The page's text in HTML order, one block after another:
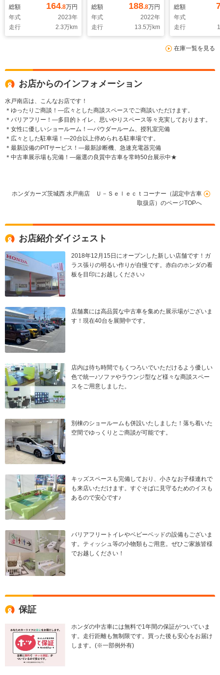
総額
164.8万円
年式
2023年
走行
2.3万km
総額
188.8万円
年式
2022年
走行
13.5万km
総額
年式
走行
在庫一覧を見る
お店からのインフォメーション
水戸南店は、こんなお店です！
＊ゆったりご商談！―広々とした商談スペースでご商談いただけます。
＊バリアフリー！―多目的トイレ、思いやりスペース等々充実しております。
＊女性に優しいショールーム！―パウダールーム、授乳室完備
＊広々とした駐車場！―20台以上停められる駐車場です。
＊最新設備のPITサービス！―最新診断機、急速充電器完備
＊中古車展示場も完備！―厳選の良質中古車を常時50台展示中★
ホンダカーズ茨城西 水戸南店 Ｕ－Ｓｅｌｅｃｔコーナー（認定中古車
取扱店）のページTOPへ
お店紹介ダイジェスト
2018年12月15日にオープンした新しい店舗です！ガ
ラス張りの明るい作りが自慢です。赤白のホンダの看
板を目印にお越しください♪
店舗裏には高品質な中古車を集めた展示場がございま
す！現在40台を展開中です。
店内は待ち時間でもくつろいでいただけるよう優しい
色で統一♪ソファやラウンジ型など様々な商談スペー
スをご用意しました。
別棟のショールームも併設いたしました！落ち着いた
空間でゆっくりとご商談が可能です。
キッズスペースも完備しており、小さなお子様連れで
も来店いただけます。すぐそばに見守るためのイスも
あるので安心です♪
バリアフリートイレやベビーベッドの設備もございま
す。ティッシュ等の小物類もご用意。ぜひご家族皆様
でお越しください！
保証
ホンダの中古車には無料で1年間の保証がついていま
す。走行距離も無制限です。買った後も安心をお届け
します。(※一部例外有)